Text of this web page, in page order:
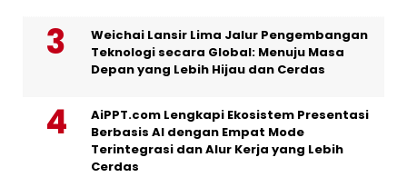
Weichai Lansir Lima Jalur Pengembangan
Teknologi secara Global: Menuju Masa
Depan yang Lebih Hijau dan Cerdas
AiPPT.com Lengkapi Ekosistem Presentasi
Berbasis AI dengan Empat Mode
Terintegrasi dan Alur Kerja yang Lebih
Cerdas